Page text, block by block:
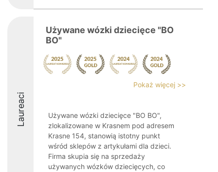
Laureaci
Używane wózki dziecięce "BO
BO"
Pokaż więcej >>
Używane wózki dziecięce "BO BO",
zlokalizowane w Krasnem pod adresem
Krasne 154, stanowią istotny punkt
wśród sklepów z artykułami dla dzieci.
Firma skupia się na sprzedaży
używanych wózków dziecięcych, co